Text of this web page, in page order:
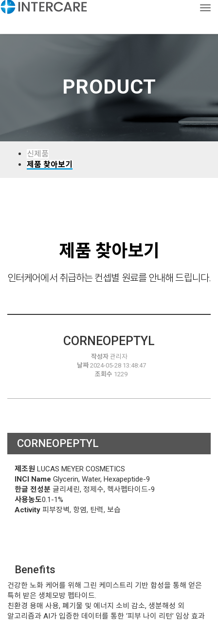
PRODUCT
신제품
제품 찾아보기
제품 찾아보기
인터케어에서 취급하는 컨셉별 원료를 안내해 드립니다.
CORNEOPEPTYL
작성자관리자
날짜2024-05-28 13:48:47
조회수 1229
CORNEOPEPTYL
제조원 LUCAS MEYER COSMETICS
INCI Name Glycerin, Water, Hexapeptide-9
한글 전성분 글리세린, 정제수, 헥사펩타이드-9
사용농도0.1-1%
Activity 피부장벽, 항염, 탄력, 보습
Benefits
건강한 노화 케어를 위해 그린 케미스트리 기반 합성을 통해 얻은
특허 받은 생체모방 펩타이드.
친환경 용매 사용, 폐기물 및 에너지 소비 감소, 생분해성 외
알고리즘과 AI가 입증한 데이터를 통한 ‘피부 나이 리턴’ 임상 효과